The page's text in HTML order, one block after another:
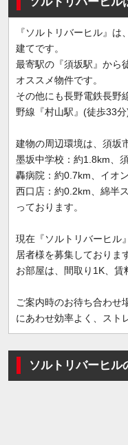
『ソルトリバーヒル』
建てです。
最寄駅の『須坂駅』から
オススメ物件です。
その他にも長野電鉄長野
野線『村山駅』(徒歩33分
建物の周辺環境は、須坂
墨坂中学校：約1.8km、
轟病院：約0.7km、イオ
西口店：約0.2km、綿半
っております。
現在『ソルトリバーヒル
居者様を募集しておりま
お部屋は、間取り1K、賃
ご案内時のお待ち合わせ
にあわせ効率よく、スト
ソルトリバーヒル